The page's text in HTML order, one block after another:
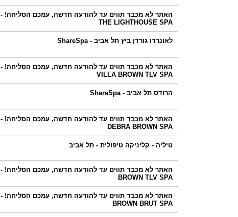
האתר לא מכבד תווים עד להודעה חדשה, עמכם הסליחה! -
THE LIGHTHOUSE SPA
לאונרדו גורדן ביץ תל אביב - ShareSpa
האתר לא מכבד תווים עד להודעה חדשה, עמכם הסליחה! -
VILLA BROWN TLV SPA
הרודס תל אביב - ShareSpa
האתר לא מכבד תווים עד להודעה חדשה, עמכם הסליחה! -
DEBRA BROWN SPA
טיליה - קליניקה טיפולית - תל אביב
האתר לא מכבד תווים עד להודעה חדשה, עמכם הסליחה! -
BROWN TLV SPA
האתר לא מכבד תווים עד להודעה חדשה, עמכם הסליחה! -
BROWN BRUT SPA